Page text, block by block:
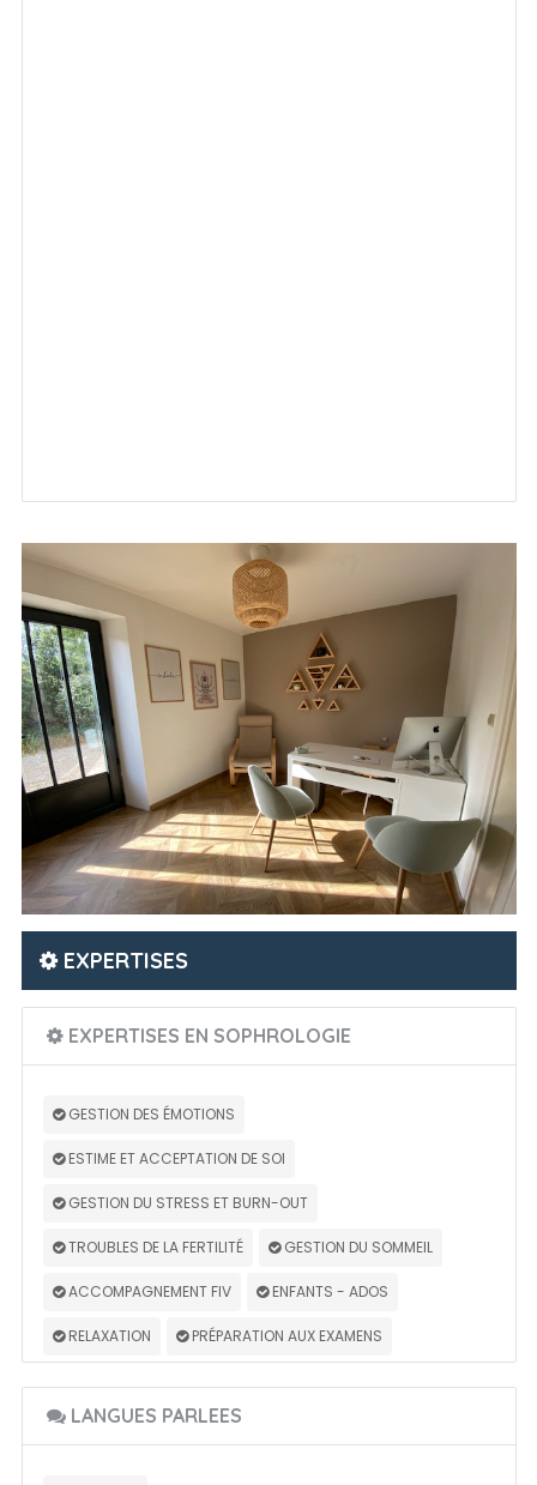
EXPERTISES
EXPERTISES EN SOPHROLOGIE
GESTION DES ÉMOTIONS
ESTIME ET ACCEPTATION DE SOI
GESTION DU STRESS ET BURN-OUT
TROUBLES DE LA FERTILITÉ GESTION DU SOMMEIL
ACCOMPAGNEMENT FIV ENFANTS - ADOS
RELAXATION PRÉPARATION AUX EXAMENS
LANGUES PARLEES